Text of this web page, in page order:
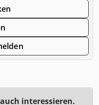
interessieren.